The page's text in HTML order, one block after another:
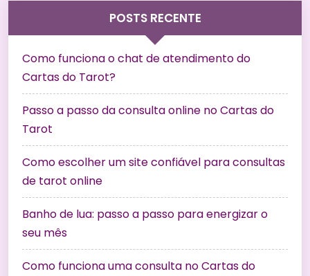
POSTS RECENTE
Como funciona o chat de atendimento do
Cartas do Tarot?
Passo a passo da consulta online no Cartas do
Tarot
Como escolher um site confiável para consultas
de tarot online
Banho de lua: passo a passo para energizar o
seu mês
Como funciona uma consulta no Cartas do